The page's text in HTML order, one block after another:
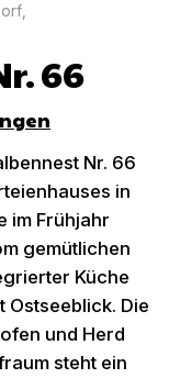
66
Nr. 66
in
im Frühjahr
gemütlichen
Küche
Ostseeblick. Die
und Herd
steht ein